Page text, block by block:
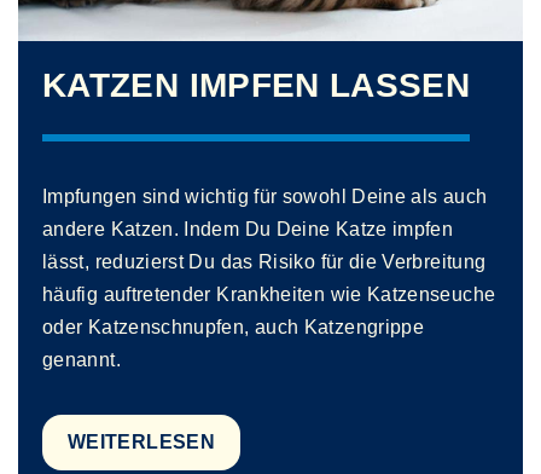
KATZEN IMPFEN LASSEN
Impfungen sind wichtig für sowohl Deine als auch
andere Katzen. Indem Du Deine Katze impfen
lässt, reduzierst Du das Risiko für die Verbreitung
häufig auftretender Krankheiten wie Katzenseuche
oder Katzenschnupfen, auch Katzengrippe
genannt.
WEITERLESEN